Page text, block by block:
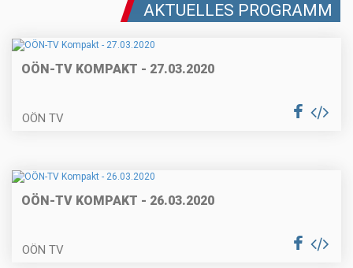
AKTUELLES PROGRAMM
OÖN-TV KOMPAKT - 27.03.2020
OÖN TV
OÖN-TV KOMPAKT - 26.03.2020
OÖN TV